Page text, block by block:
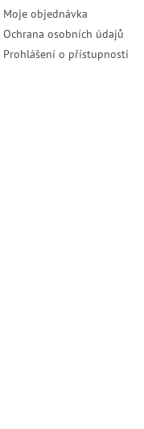
Moje objednávka
Ochrana osobních údajů
Prohlášení o přístupnosti